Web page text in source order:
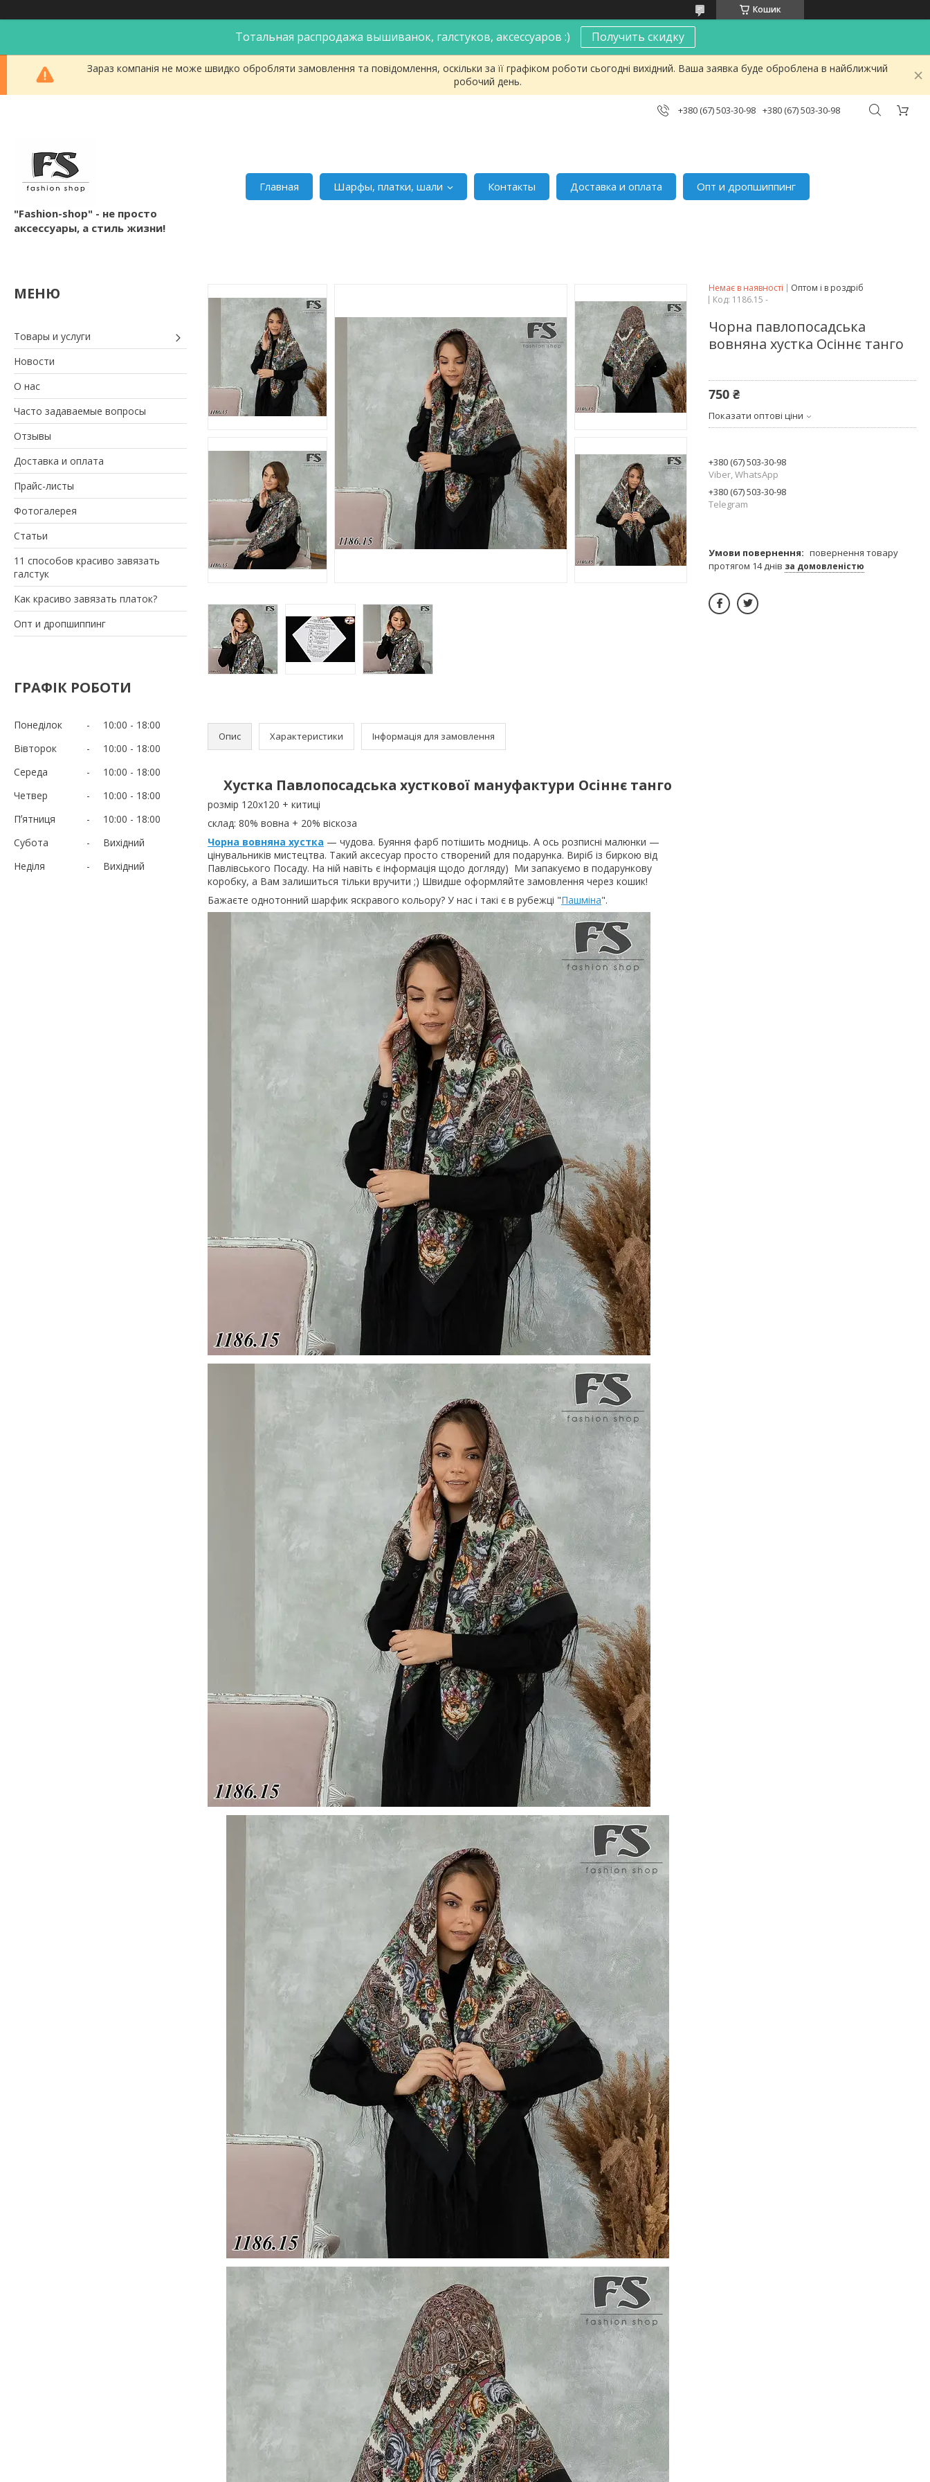
Кошик
Тотальная распродажа вышиванок, галстуков, аксессуаров :) Получить скидку
Зараз компанія не може швидко обробляти замовлення та повідомлення, оскільки за її графіком роботи сьогодні вихідний. Ваша заявка буде оброблена в найближчий
робочий день.
+380 (67) 503-30-98 +380 (67) 503-30-98
"Fashion-shop" - не просто
аксессуары, а стиль жизни!
Главная Шарфы, платки, шали Контакты Доставка и оплата Опт и дропшиппинг
Товары и услуги
Новости
О нас
Часто задаваемые вопросы
Отзывы
Доставка и оплата
Прайс-листы
Фотогалерея
Статьи
11 способов красиво завязать
галстук
Как красиво завязать платок?
Опт и дропшиппинг
ГРАФІК РОБОТИ
Понеділок 10:00
18:00
Вівторок
10:00
18:00
Середа
10:00
18:00
Четвер
10:00
18:00
Пʼятниця
10:00
18:00
Субота
Вихідний
Неділя
Вихідний
Опис Характеристики Інформація для замовлення
Хустка Павлопосадська хусткової мануфактури Осіннє танго
розмір 120х120 + китиці
склад: 80% вовна + 20% віскоза
Чорна вовняна хустка — чудова. Буяння фарб потішить модниць. А ось розписні малюнки —
цінувальників мистецтва. Такий аксесуар просто створений для подарунка. Виріб із биркою від
Павлівського Посаду. На ній навіть є інформація щодо догляду) Ми запакуємо в подарункову
коробку, а Вам залишиться тільки вручити ;) Швидше оформляйте замовлення через кошик!
Бажаєте однотонний шарфик яскравого кольору? У нас і такі є в рубежці "Пашміна".
Немає в наявності
Оптом і в роздріб
Код: 1186.15 -
Чорна павлопосадська
вовняна хустка Осіннє танго
750 ₴
Показати оптові ціни
+380 (67) 503-30-98
Viber, WhatsApp
+380 (67) 503-30-98
Telegram
повернення товару
протягом 14 днів за домовленістю